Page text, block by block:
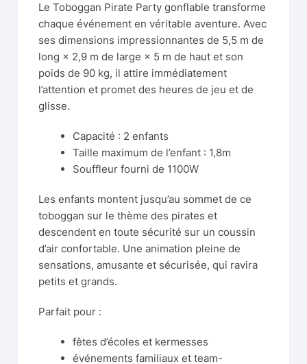
Le Toboggan Pirate Party gonflable transforme
chaque événement en véritable aventure. Avec
ses dimensions impressionnantes de 5,5 m de
long × 2,9 m de large × 5 m de haut et son
poids de 90 kg, il attire immédiatement
l’attention et promet des heures de jeu et de
glisse.
Capacité : 2 enfants
Taille maximum de l’enfant : 1,8m
Souffleur fourni de 1100W
Les enfants montent jusqu’au sommet de ce
toboggan sur le thème des pirates et
descendent en toute sécurité sur un coussin
d’air confortable. Une animation pleine de
sensations, amusante et sécurisée, qui ravira
petits et grands.
Parfait pour :
fêtes d’écoles et kermesses
événements familiaux et team-